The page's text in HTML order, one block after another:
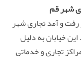
رفت و آمد تجاری شهر
خیابان به دلیل
تجاری و خدماتی